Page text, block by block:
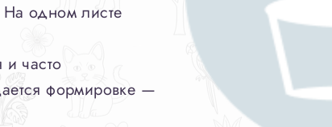
одном листе
часто
формировке —